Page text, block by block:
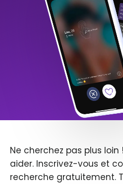
Ne cherchez pas plus
aider. Inscrivez-vous et
recherche gratuitement.